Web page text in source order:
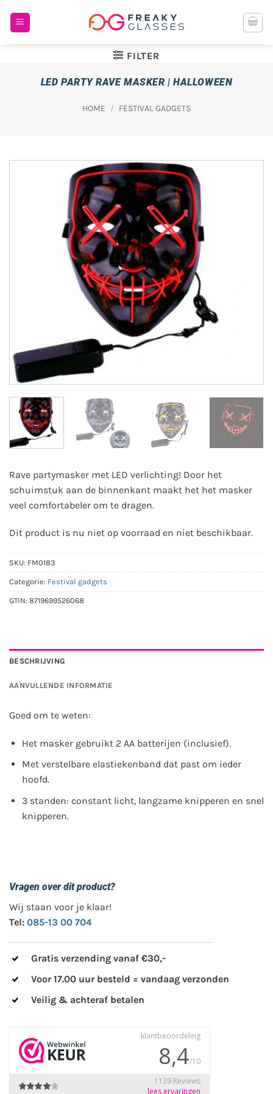
naar
FILTER
LED PARTY RAVE MASKER | HALLOWEEN
HOME / FESTIVAL GADGETS
Rave partymasker met LED verlichting! Door het
schuimstuk aan de binnenkant maakt het het masker
veel comfortabeler om te dragen.
Dit product is nu niet op voorraad en niet beschikbaar.
SKU: FM0183
Categorie: Festival gadgets
GTIN: 8719699526068
BESCHRIJVING
AANVULLENDE INFORMATIE
Goed om te weten:
Het masker gebruikt 2 AA batterijen (inclusief).
Met verstelbare elastiekenband dat past om ieder
hoofd.
3 standen: constant licht, langzame knipperen en snel
knipperen.
Vragen over dit product?
Wij staan voor je klaar!
Tel: 085-13 00 704
Gratis verzending vanaf €30,-
Voor 17.00 uur besteld = vandaag verzonden
Veilig & achteraf betalen